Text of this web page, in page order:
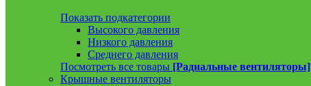
Показать подкатегории
Высокого давления
Низкого давления
Среднего давления
Посмотреть все товары [Радиальные вентиляторы]
Крышные вентиляторы